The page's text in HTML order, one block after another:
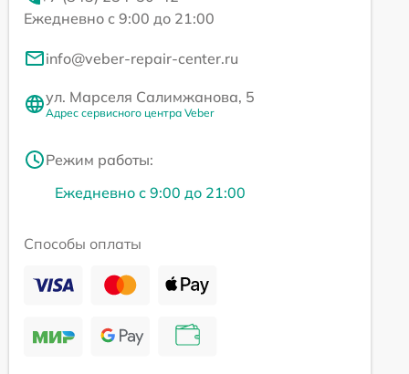
Ежедневно с 9:00 до 21:00
info@veber-repair-center.ru
ул. Марселя Салимжанова, 5
Адрес сервисного центра Veber
Режим работы:
Ежедневно с 9:00 до 21:00
Способы оплаты